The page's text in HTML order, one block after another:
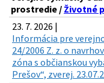
prostredie / Životné
23. 7. 2026 |
Informácia pre
24/2006 Z. z. o
zóna s občianskou
Prešov“, zverej.